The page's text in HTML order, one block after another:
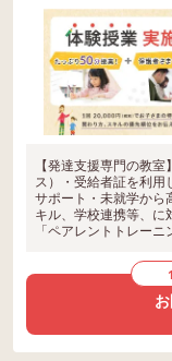
【発達支援専門の教
ス）・受給者証を利用
サポート・未就学から
キル、学校連携等、に
「ペアレントトレーニ